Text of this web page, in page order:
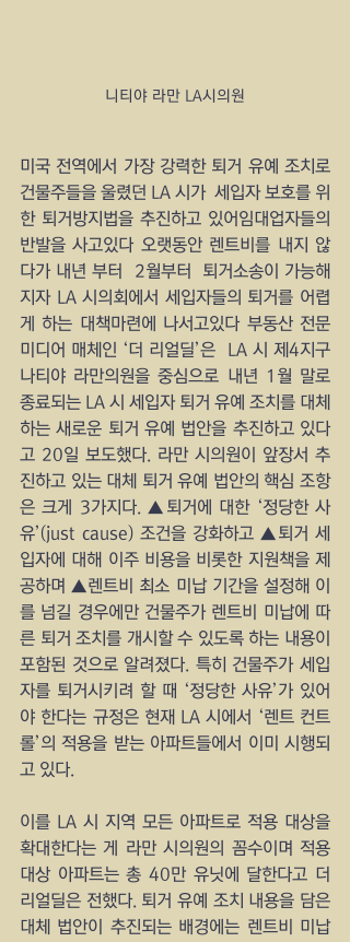
니티야 라만 LA시의원
미국 전역에서 가장 강력한 퇴거 유예 조치로
건물주들을 울렸던 LA 시가  세입자 보호를 위
한 퇴거방지법을 추진하고 있어임대업자들의
반발을 사고있다 오랫동안 렌트비를 내지 않
다가 내년 부터  2월부터  퇴거소송이 가능해
지자 LA 시의회에서 세입자들의 퇴거를 어렵
게 하는 대책마련에 나서고있다 부동산 전문
미디어 매체인 ‘더 리얼딜’은  LA 시 제4지구
나티야 라만의원을 중심으로 내년 1월 말로
종료되는 LA 시 세입자 퇴거 유예 조치를 대체
하는 새로운 퇴거 유예 법안을 추진하고 있다
고 20일 보도했다. 라만 시의원이 앞장서 추
진하고 있는 대체 퇴거 유예 법안의 핵심 조항
은 크게 3가지다. ▲퇴거에 대한 ‘정당한 사
유’(just cause) 조건을 강화하고 ▲퇴거 세
입자에 대해 이주 비용을 비롯한 지원책을 제
공하며 ▲렌트비 최소 미납 기간을 설정해 이
를 넘길 경우에만 건물주가 렌트비 미납에 따
른 퇴거 조치를 개시할 수 있도록 하는 내용이
포함된 것으로 알려졌다. 특히 건물주가 세입
자를 퇴거시키려 할 때 ‘정당한 사유’가 있어
야 한다는 규정은 현재 LA 시에서 ‘렌트 컨트
롤’의 적용을 받는 아파트들에서 이미 시행되
고 있다.
이를 LA 시 지역 모든 아파트로 적용 대상을
확대한다는 게 라만 시의원의 꼼수이며 적용
대상 아파트는 총 40만 유닛에 달한다고 더
리얼딜은 전했다. 퇴거 유예 조치 내용을 담은
대체 법안이 추진되는 배경에는 렌트비 미납